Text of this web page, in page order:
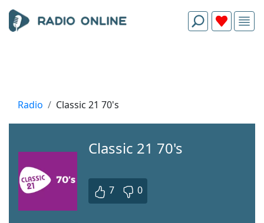
Radio Classic 21 70's
Classic 21 70's
7 0